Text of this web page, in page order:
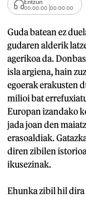
Entzun
00:00:00 00:00:00
Guda batean ez
gudaren alderik
agerikoa da.
isla argiena, hain
egoerak erakusten
milioi bat
Europan izandako
jada joan den
erasoaldiak.
diren zibilen
ikusezinak.
Ehunka zibil hil